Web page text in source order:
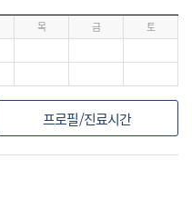
목 금
토
프로필/진료시간